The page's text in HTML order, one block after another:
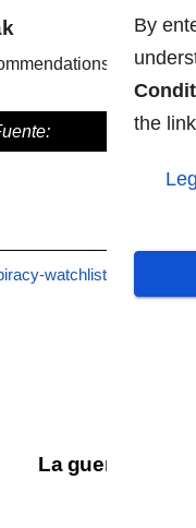
By
the
for the
watchlist-after-failing-
La guerra